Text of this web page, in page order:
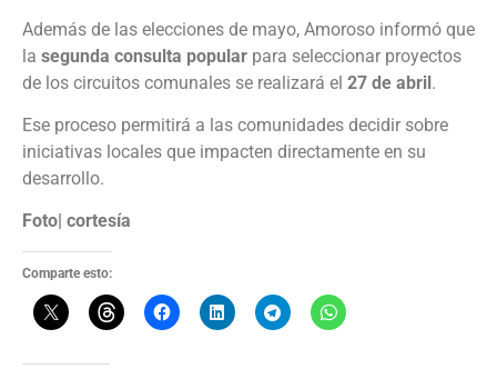
Además de las elecciones de mayo, Amoroso informó que
la segunda consulta popular para seleccionar proyectos
de los circuitos comunales se realizará el 27 de abril.
Ese proceso permitirá a las comunidades decidir sobre
iniciativas locales que impacten directamente en su
desarrollo.
Foto| cortesía
Comparte esto: